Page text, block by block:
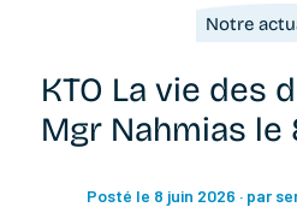
Notre
KTO La vie des
Mgr Nahmias le
Posté le 8 juin 2026 · par